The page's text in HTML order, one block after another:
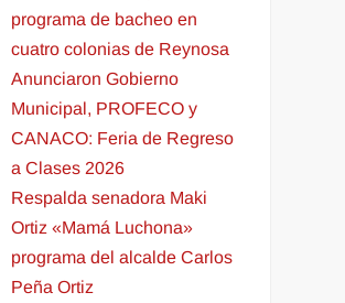
programa de bacheo en
cuatro colonias de Reynosa
Anunciaron Gobierno
Municipal, PROFECO y
CANACO: Feria de Regreso
a Clases 2026
Respalda senadora Maki
Ortiz «Mamá Luchona»
programa del alcalde Carlos
Peña Ortiz